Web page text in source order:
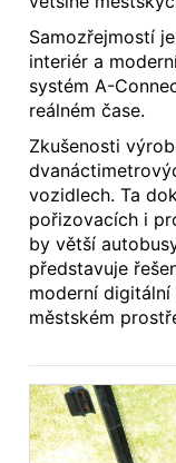
Samozřejmostí
interiér a
systém A-
reálném čase.
Zkušenosti
vozidlech. Ta
pořizovacích i
by větší
představuje
moderní
městském